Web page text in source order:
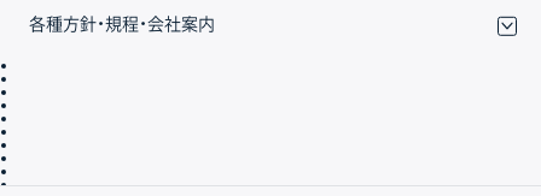
各種方針・規程・会社案内
会社案内